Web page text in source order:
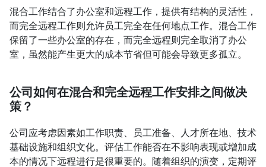
混合工作结合了办公室和远程工作，提供有结构的灵活性，
而完全远程工作则允许员工完全在任何地点工作。混合工作
保留了一些办公室的存在，而完全远程则完全取消了办公
室，虽然能产生更大的成本节省但可能会导致更多孤立。
公司如何在混合和完全远程工作安排之间做决
策？
公司应考虑因素如工作职责、员工准备、人才所在地、技术
基础设施和组织文化。评估工作能否在不影响表现或增加成
本的情况下远程进行是很重要的。随着组织的演变，定期评